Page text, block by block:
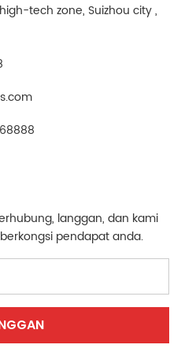
tech zone, Suizhou city ,
langgan, dan kami
pendapat anda.